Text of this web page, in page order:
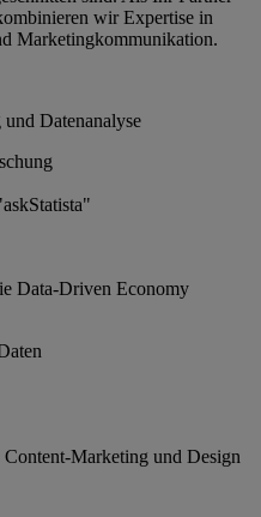
wir Expertise in
Marketingkommunikation.
Datenanalyse
Data-Driven Economy
Marketing und Design